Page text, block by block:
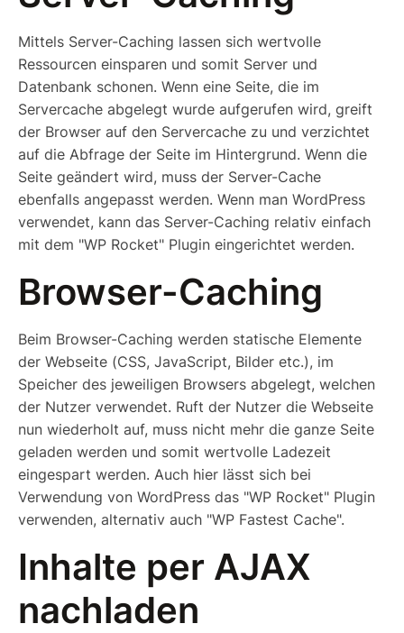
Mittels Server-Caching lassen sich wertvolle
Ressourcen einsparen und somit Server und
Datenbank schonen. Wenn eine Seite, die im
Servercache abgelegt wurde aufgerufen wird, greift
der Browser auf den Servercache zu und verzichtet
auf die Abfrage der Seite im Hintergrund. Wenn die
Seite geändert wird, muss der Server-Cache
ebenfalls angepasst werden. Wenn man WordPress
verwendet, kann das Server-Caching relativ einfach
mit dem "WP Rocket" Plugin eingerichtet werden.
Browser-Caching
Beim Browser-Caching werden statische Elemente
der Webseite (CSS, JavaScript, Bilder etc.), im
Speicher des jeweiligen Browsers abgelegt, welchen
der Nutzer verwendet. Ruft der Nutzer die Webseite
nun wiederholt auf, muss nicht mehr die ganze Seite
geladen werden und somit wertvolle Ladezeit
eingespart werden. Auch hier lässt sich bei
Verwendung von WordPress das "WP Rocket" Plugin
verwenden, alternativ auch "WP Fastest Cache".
Inhalte per AJAX
nachladen